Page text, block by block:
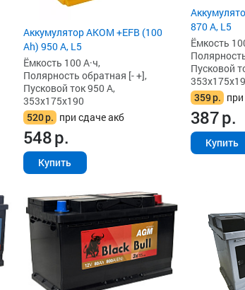
Аккумулятор AKOM +EFB (100
Ah) 950 А, L5
Ёмкость 100 А·ч,
Полярность обратная [- +],
Пусковой ток 950 А,
353x175x190
520р. при сдаче акб
548р.
Купить
870 А, L5
Ёмкость
Пусковой
359р.
387р.
Купить